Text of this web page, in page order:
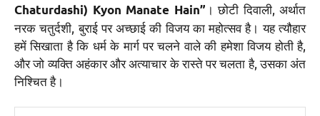
Chaturdashi) Kyon Manate Hain” । छोटी दिवाली, अर्थात
नरक चतुर्दशी, बुराई पर अच्छाई की विजय का महोत्सव है। यह त्यौहार
हमें सिखाता है कि धर्म के मार्ग पर चलने वाले की हमेशा विजय होती है,
और जो व्यक्ति अहंकार और अत्याचार के रास्ते पर चलता है, उसका अंत
निश्चित है।